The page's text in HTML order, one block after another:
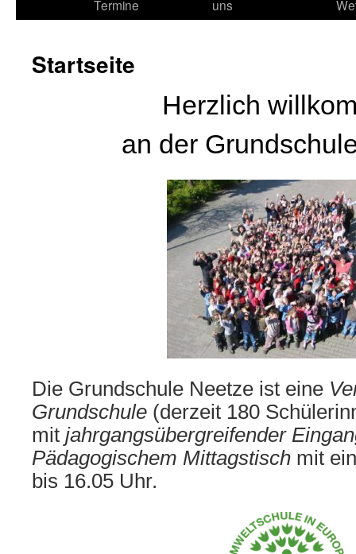
Termine
uns
Startseite
Herzlich
an der
Die Grundschule Neetze ist eine
Grundschule (derzeit 180
mit jahrgangsübergreifender
Pädagogischem Mittagstisch mit
bis 16.05 Uhr.